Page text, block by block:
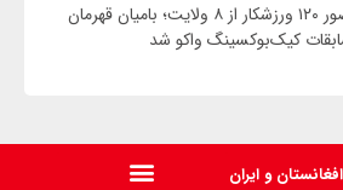
حضور ۱۲۰ ورزشکار از ۸ ولایت؛ بامیان قهرمان
کیک‌بوکسینگ واکو شد
و ایران